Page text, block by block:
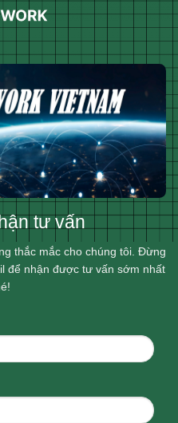
tư vấn
thắc mắc cho chúng tôi. Đừng
để nhận được tư vấn sớm nhất